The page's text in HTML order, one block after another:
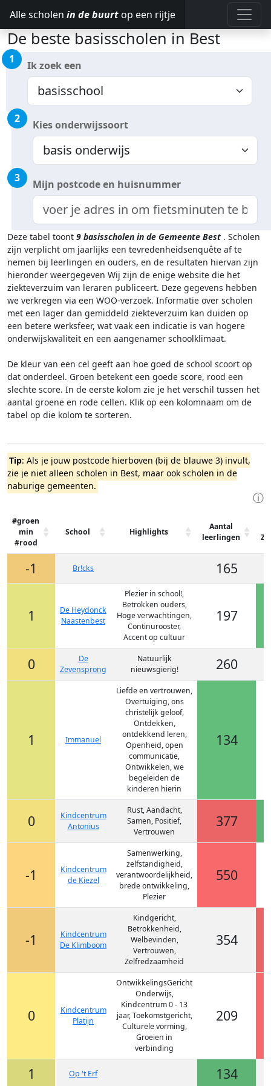
Alle scholen in de buurt op een rijtje
De beste basisscholen in Best
1 Ik zoek een
2 Kies onderwijssoort
3 Mijn postcode en huisnummer
Deze tabel toont 9 basisscholen in de Gemeente Best . Scholen
zijn verplicht om jaarlijks een tevredenheidsenquête af te
nemen bij leerlingen en ouders, en de resultaten hiervan zijn
hieronder weergegeven Wij zijn de enige website die het
ziekteverzuim van leraren publiceert. Deze gegevens hebben
we verkregen via een WOO-verzoek. Informatie over scholen
met een lager dan gemiddeld ziekteverzuim kan duiden op
een betere werksfeer, wat vaak een indicatie is van hogere
onderwijskwaliteit en een aangenamer schoolklimaat.
De kleur van een cel geeft aan hoe goed de school scoort op
dat onderdeel. Groen betekent een goede score, rood een
slechte score. In de eerste kolom zie je het verschil tussen het
aantal groene en rode cellen. Klik op een kolomnaam om de
tabel op die kolom te sorteren.
Tip: Als je jouw postcode hierboven (bij de blauwe 3) invult,
zie je niet alleen scholen in Best, maar ook scholen in de
naburige gemeenten.
ⓘ
#groen
min
#rood
School Highlights
Aantal
leerlingen
-1 Br!cks 165
1
De Heydonck
Naastenbest
Plezier in school!,
Betrokken ouders,
Hoge verwachtingen,
Continurooster,
Accent op cultuur
197
0
De
Zevensprong
Natuurlijk
nieuwsgierig!
260
1 Immanuel
Liefde en vertrouwen,
Overtuiging, ons
christelijk geloof,
Ontdekken,
ontdekkend leren,
Openheid, open
communicatie,
Ontwikkelen, we
begeleiden de
kinderen hierin
134
0
Kindcentrum
Antonius
Rust, Aandacht,
Samen, Positief,
Vertrouwen
377
-1
Kindcentrum
de Kiezel
Samenwerking,
zelfstandigheid,
verantwoordelijkheid,
brede ontwikkeling,
Plezier
550
-1
Kindcentrum
De Klimboom
Kindgericht,
Betrokkenheid,
Welbevinden,
Vertrouwen,
Zelfredzaamheid
354
0
Kindcentrum
Platijn
OntwikkelingsGericht
Onderwijs,
Kindcentrum 0 - 13
jaar, Toekomstgericht,
Culturele vorming,
Groeien in
verbinding
209
1 Op 't Erf 134